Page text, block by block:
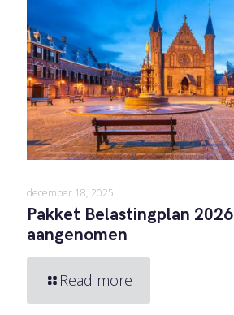
december 18, 2025
Pakket Belastingplan 2026
aangenomen
Read more